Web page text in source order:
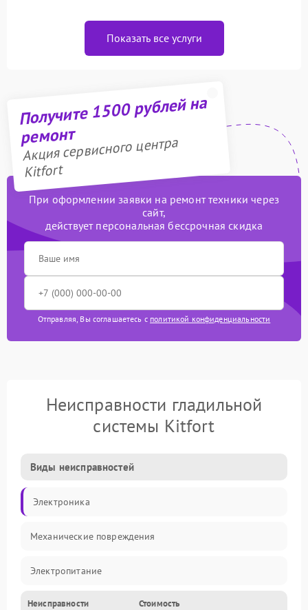
Показать все услуги
Получите 1500 рублей на
ремонт
Акция сервисного центра
Kitfort
При оформлении заявки на ремонт техники через
сайт,
действует персональная бессрочная скидка
Отправляя, Вы соглашаетесь с политикой конфиденциальности
Неисправности гладильной
системы Kitfort
Виды неисправностей
Электроника
Механические повреждения
Электропитание
Пар
Неисправности Стоимость